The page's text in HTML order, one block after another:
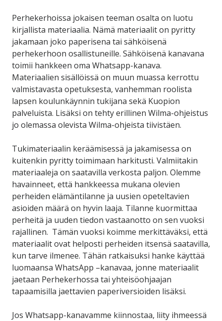
Perhekerhoissa jokaisen teeman osalta on luotu
kirjallista materiaalia. Nämä materiaalit on pyritty
jakamaan joko paperisena tai sähköisenä
perhekerhoon osallistuneille. Sähköisenä kanavana
toimii hankkeen oma Whatsapp-kanava.
Materiaalien sisällöissä on muun muassa kerrottu
valmistavasta opetuksesta, vanhemman roolista
lapsen koulunkäynnin tukijana sekä Kuopion
palveluista. Lisäksi on tehty erillinen Wilma-ohjeistus
jo olemassa olevista Wilma-ohjeista tiivistäen.
Tukimateriaalin keräämisessä ja jakamisessa on
kuitenkin pyritty toimimaan harkitusti. Valmiitakin
materiaaleja on saatavilla verkosta paljon. Olemme
havainneet, että hankkeessa mukana olevien
perheiden elämäntilanne ja uusien opeteltavien
asioiden määrä on hyvin laaja. Tilanne kuormittaa
perheitä ja uuden tiedon vastaanotto on sen vuoksi
rajallinen. Tämän vuoksi koimme merkittäväksi, että
materiaalit ovat helposti perheiden itsensä saatavilla,
kun tarve ilmenee. Tähän ratkaisuksi hanke käyttää
luomaansa WhatsApp –kanavaa, jonne materiaalit
jaetaan Perhekerhossa tai yhteisöohjaajan
tapaamisilla jaettavien paperiversioiden lisäksi.
Jos Whatsapp-kanavamme kiinnostaa, liity ihmeessä